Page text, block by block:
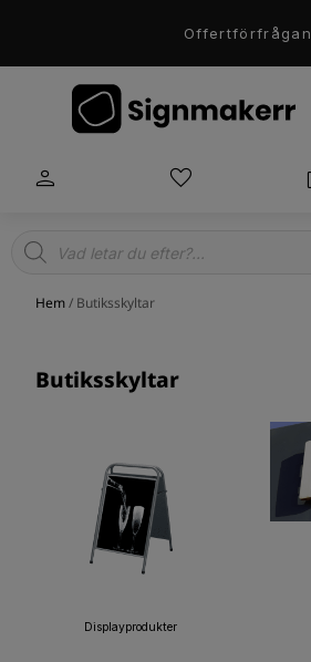
Offertförfrågan
Products
search
Hem/ Butiksskyltar
Butiksskyltar
Displayprodukter